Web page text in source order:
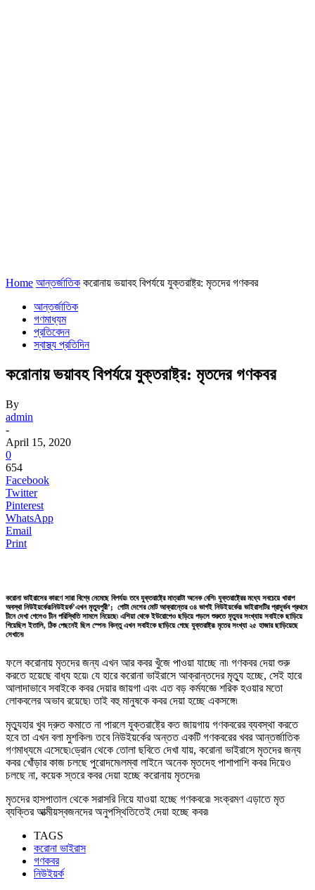
Home আন্তর্জাতিক করোনায় ভয়াবহ বিপর্যয়ে যুক্তরাষ্ট্র: মৃতদের গণকবর
আন্তর্জাতিক
গণমাধ্যম
প্রতিবেদন
স্বাস্থ্য প্রতিদিন
করোনায় ভয়াবহ বিপর্যয়ে যুক্তরাষ্ট্র: মৃতদের গণকবর
By
admin
-
April 15, 2020
0
654
Facebook
Twitter
Pinterest
WhatsApp
Email
Print
করোনা ভাইরাসের কারণে সারা বিশ্বে নেমেছে বিপর্যয়৷ তবে যুক্তরাষ্ট্রে মাত্রাটা অনেক বেশি৷ যুক্তরাষ্ট্রের মধ্যে সবচেয়ে খারাপ
অবস্থা নিউইয়র্কের৷নিউইয়র্ক’এখন মৃত্যুপুরী’; গোটা দেশের মোট আক্রান্তের ৩৪ ভাগই নিউইয়র্কের৷ ভাইরাসটির প্রাদূর্ভব প্রথমে
চীনে দেখা গেলেও চীন পরিস্থিতি সামলে নিয়েছে৷ এশিয়া থেকে ইউরোপেও ছড়িয়ে পড়লে শুরুতে মৃত্যুর সংখ্যায় সবাইকে ছাড়িয়ে
গিয়েছিল ইতালি, ঠিক পেছনেই ছিল স্পেন৷ কিন্তু এখন সবাইকে ছাড়িয়ে গেছে যুক্তরাষ্ট্র৷ মৃতের সংখ্যা ২৫ হাজার ছাড়িয়েছে
সেখানে৷
ফলে করোনায় মৃতদের জন্য এখন আর কবর খুঁজে পাওয়া যাচ্ছে না৷ গণকবর দেয়া শুরু
করতে হয়েছে বাধ্য হয়ে৷ যে হারে করোনা ভাইরাসে আক্রান্তদের মৃত্যু হচ্ছে, সেই হারে
আলাদাভাবে সবাইকে কবর দেয়ার জায়গা এবং এত বড় কর্মযজ্ঞে শরিক হওয়ার মতো
লোকবলের অভাব রয়েছে৷ তাই বহু মানুষকে কবর দেয়া হচ্ছে একসঙ্গে৷
মৃত্যুহার খুব দ্রুত কমাতে না পারলে যুক্তরাষ্ট্রে কত জায়গায় গণকবরের ব্যবস্থা করতে
হবে তা এখন বলা মুশকিল৷ তবে নিউইয়র্কের অন্তত একটি গণকবরের খবর আন্তর্জাতিক
গণমাধ্যমে এসেছে৷ড্রোন থেকে তোলা ছবিতে দেখা যায়, করোনা ভাইরাসে মৃতদের জন্য
কবর খোঁড়ার কাজ চলছে পুরোদমে৷লম্বা লাইনে অনেক মৃতদেহ পাশাপাশি কবর দিয়েও
চলছে না, কয়েক স্তরে কবর দেয়া হচ্ছে করোনায় মৃতদের৷
মৃতদের হাসপাতাল থেকে সরাসরি নিয়ে যাওয়া হচ্ছে গণকবরে৷ সংক্রমণ এড়াতে মৃত
ব্যক্তির আত্মীয়স্বজনদের অনুপস্থিতিতেই দেয়া হচ্ছে কবর৷
TAGS
করোনা ভাইরাস
গণকবর
নিউইয়র্ক